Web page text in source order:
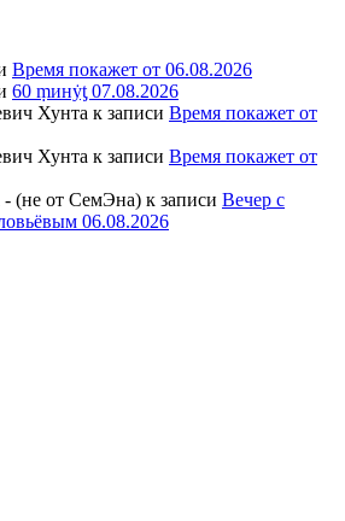
Время покажет от 06.08.2026
60 ṃинẏƫ 07.08.2026
Хунта к записи Время покажет от
Хунта к записи Время покажет от
- (не от СемЭна) к записи Вечер с
06.08.2026